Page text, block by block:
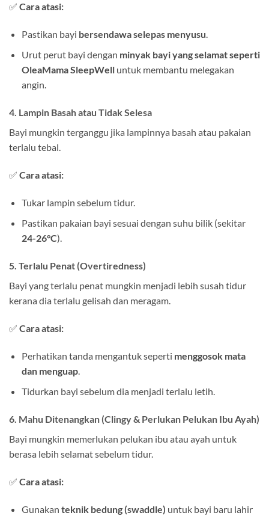
✅ Cara atasi:
Pastikan bayi bersendawa selepas menyusu
Urut perut bayi dengan minyak bayi yang selamat seperti
OleaMama SleepWelluntuk membantu melegakan
angin.
4. Lampin Basah atau Tidak Selesa
Bayi mungkin terganggu jika lampinnya basah atau pakaian
terlalu tebal.
✅ Cara atasi:
Tukar lampin sebelum tidur.
Pastikan pakaian bayi sesuai dengan suhu bilik (sekitar
24-26°C).
5. Terlalu Penat (Overtiredness)
Bayi yang terlalu penat mungkin menjadi lebih susah tidur
kerana dia terlalu gelisah dan meragam.
✅ Cara atasi:
Perhatikan tanda mengantuk seperti menggosok mata
dan menguap.
Tidurkan bayi sebelum dia menjadi terlalu letih.
6. Mahu Ditenangkan (Clingy & Perlukan Pelukan Ibu Ayah)
Bayi mungkin memerlukan pelukan ibu atau ayah untuk
berasa lebih selamat sebelum tidur.
✅ Cara atasi:
Gunakan teknik bedung (swaddle) untuk bayi baru lahir